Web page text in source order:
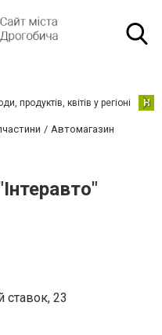
продуктів, квітів у регіоні Н
Автомагазин
ставок, 23